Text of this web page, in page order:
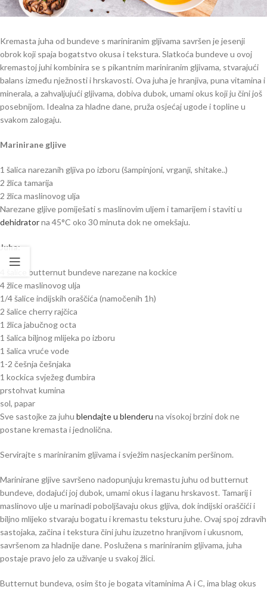
Kremasta juha od bundeve s mariniranim gljivama savršen je jesenji
obrok koji spaja bogatstvo okusa i tekstura. Slatkoća bundeve u ovoj
kremastoj juhi kombinira se s pikantnim mariniranim gljivama, stvarajući
balans između nježnosti i hrskavosti. Ova juha je hranjiva, puna vitamina i
minerala, a zahvaljujući gljivama, dobiva dubok, umami okus koji ju čini još
posebnijom. Idealna za hladne dane, pruža osjećaj ugode i topline u
svakom zalogaju.
Marinirane gljive
1 šalica narezanih gljiva po izboru (šampinjoni, vrganji, shitake..)
2 žlica tamarija
2 žlica maslinovog ulja
Narezane gljive pomiješati s maslinovim uljem i tamarijem i staviti u
dehidratorna 45°C oko 30 minuta dok ne omekšaju.
Juha:
4 šalice butternut bundeve narezane na kockice
4 žlice maslinovog ulja
1/4 šalice indijskih oraščića (namočenih 1h)
2 šalice cherry rajčica
1 žlica jabučnog octa
1 šalica biljnog mlijeka po izboru
1 šalica vruće vode
1-2 češnja češnjaka
1 kockica svježeg đumbira
prstohvat kumina
sol, papar
Sve sastojke za juhu blendajte u blenderu na visokoj brzini dok ne
postane kremasta i jednolična.
Servirajte s mariniranim gljivama i svježim nasjeckanim peršinom.
Marinirane gljive savršeno nadopunjuju kremastu juhu od butternut
bundeve, dodajući joj dubok, umami okus i laganu hrskavost. Tamarij i
maslinovo ulje u marinadi poboljšavaju okus gljiva, dok indijski oraščići i
biljno mlijeko stvaraju bogatu i kremastu teksturu juhe. Ovaj spoj zdravih
sastojaka, začina i tekstura čini juhu izuzetno hranjivom i ukusnom,
savršenom za hladnije dane. Poslužena s mariniranim gljivama, juha
postaje pravo jelo za uživanje u svakoj žlici.
Butternut bundeva, osim što je bogata vitaminima A i C, ima blag okus